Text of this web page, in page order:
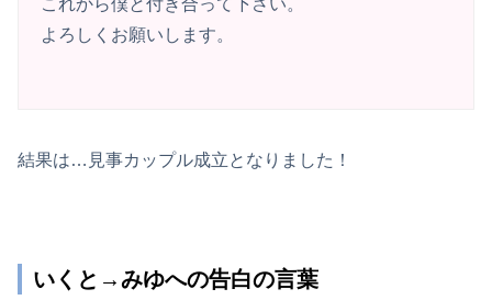
これから僕と付き合って下さい。
よろしくお願いします。
結果は…見事カップル成立となりました！
いくと→みゆへの告白の言葉